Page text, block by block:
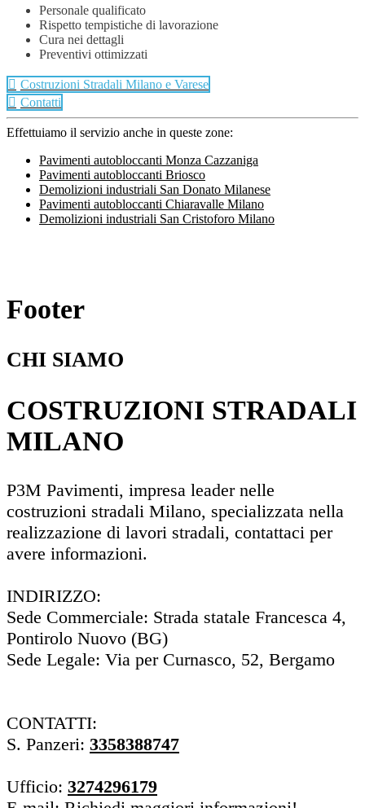
Personale qualificato
Rispetto tempistiche di lavorazione
Cura nei dettagli
Preventivi ottimizzati
Costruzioni Stradali Milano e Varese
Contatti
Effettuiamo il servizio anche in queste zone:
Pavimenti autobloccanti Monza Cazzaniga
Pavimenti autobloccanti Briosco
Demolizioni industriali San Donato Milanese
Pavimenti autobloccanti Chiaravalle Milano
Demolizioni industriali San Cristoforo Milano
Footer
CHI SIAMO
COSTRUZIONI STRADALI
MILANO
P3M Pavimenti, impresa leader nelle
costruzioni stradali Milano, specializzata nella
realizzazione di lavori stradali, contattaci per
avere informazioni.
INDIRIZZO:
Sede Commerciale: Strada statale Francesca 4,
Pontirolo Nuovo (BG)
Sede Legale: Via per Curnasco, 52, Bergamo
CONTATTI:
S. Panzeri: 3358388747
Ufficio: 3274296179